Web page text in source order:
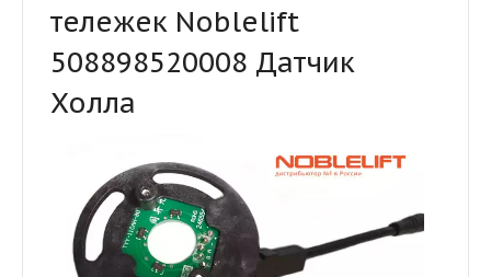
тележек Noblelift
508898520008 Датчик
Холла